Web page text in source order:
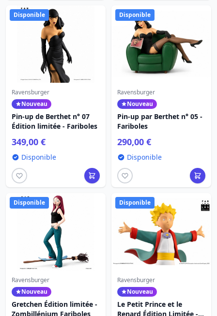
Disponible
Ravensburger
Nouveau
Pin-up de Berthet n° 07
Édition limitée - Fariboles
349,00 €
Disponible
Disponible
Ravensburger
Nouveau
Pin-up par Berthet n° 05 -
Fariboles
290,00 €
Disponible
Disponible
Ravensburger
Nouveau
Gretchen Édition limitée -
Zombillénium Fariboles
Disponible
Ravensburger
Nouveau
Le Petit Prince et le
Renard Édition Limitée -